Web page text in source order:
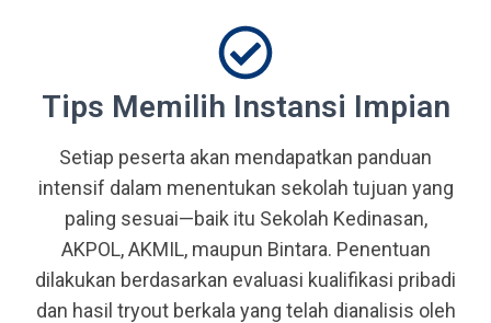
Tips Memilih Instansi Impian
Setiap peserta akan mendapatkan panduan
intensif dalam menentukan sekolah tujuan yang
paling sesuai—baik itu Sekolah Kedinasan,
AKPOL, AKMIL, maupun Bintara. Penentuan
dilakukan berdasarkan evaluasi kualifikasi pribadi
dan hasil tryout berkala yang telah dianalisis oleh